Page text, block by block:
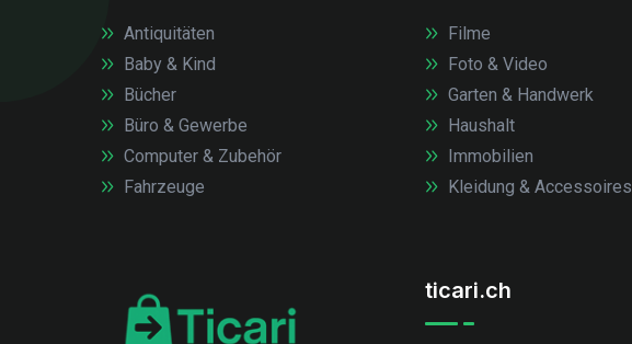
Antiquitäten
Baby & Kind
Bücher
Büro & Gewerbe
Computer & Zubehör
Fahrzeuge
Filme
Foto & Video
Garten & Handwerk
Haushalt
Immobilien
Kleidung & Accessoires
ticari.ch